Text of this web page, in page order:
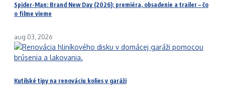
Spider-Man: Brand New Day (2026): premiéra, obsadenie a trailer – čo
o filme vieme
aug 03, 2026
Kutilské tipy na renováciu kolies v garáži